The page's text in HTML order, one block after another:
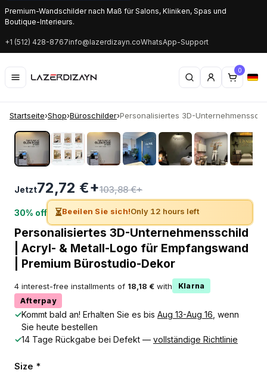
Premium-Wandschilder nach Maß für Salons, Kliniken, Spas und
Boutique-Interieurs.
+1 (512) 428-8767info@lazerdizayn.coWhatsApp-Support
0
Startseite›Shop›Büroschilder›Personalisiertes 3D-
‹ ›
Jetzt72,72 €+103,88 €+
30% off ⏳Beeilen Sie sich!Only 12 hours left
Personalisiertes 3D-Unternehmensschild
| Acryl- & Metall-Logo für Empfangswand
| Premium Bürostudio-Dekor
4 interest-free installments of 18,18 € with
Klarna
Afterpay
✓Kommt bald an! Erhalten Sie es bis Aug 13-Aug 16 , wenn
Sie heute bestellen
✓14 Tage Rückgabe bei Defekt — vollständige Richtlinie
Size *